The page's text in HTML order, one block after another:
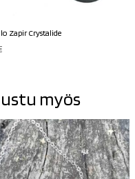
Zapir Crystalide
myös